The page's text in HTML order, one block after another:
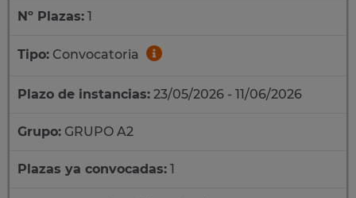
Nº Plazas: 1
Tipo: Convocatoria
Plazo de instancias: 23/05/2026 - 11/06/2026
Grupo: GRUPO A2
Plazas ya convocadas: 1